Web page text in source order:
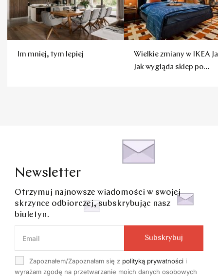
Im mniej, tym lepiej
Wielkie zmiany w IKEA
Jak wygląda sklep po
Newsletter
Otrzymuj najnowsze wiadomości w swojej
skrzynce odbiorczej, subskrybując nasz
biuletyn.
Zapoznałem/Zapoznałam się z polityką prywatności i
wyrażam zgodę na przetwarzanie moich danych osobowych
Subskrybuj